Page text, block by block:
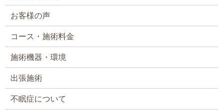
お客様の声
コース・施術料金
施術機器・環境
出張施術
不眠症について